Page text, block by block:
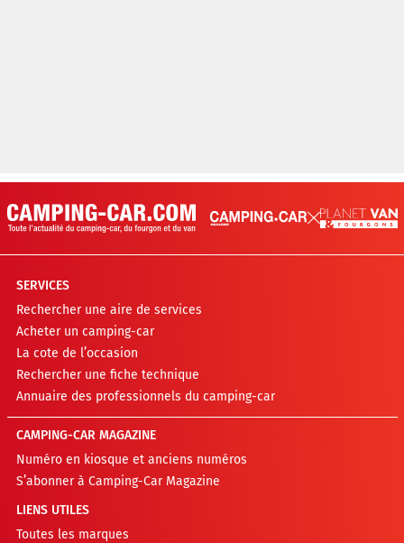
SERVICES
Rechercher une aire de services
Acheter un camping-car
La cote de l’occasion
Rechercher une fiche technique
Annuaire des professionnels du camping-car
CAMPING-CAR MAGAZINE
Numéro en kiosque et anciens numéros
S’abonner à Camping-Car Magazine
LIENS UTILES
Toutes les marques